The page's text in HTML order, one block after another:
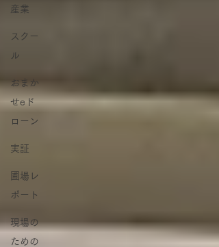
産業
スクー
ル
おまか
せeド
ローン
実証
圃場レ
ポート
現場の
ための